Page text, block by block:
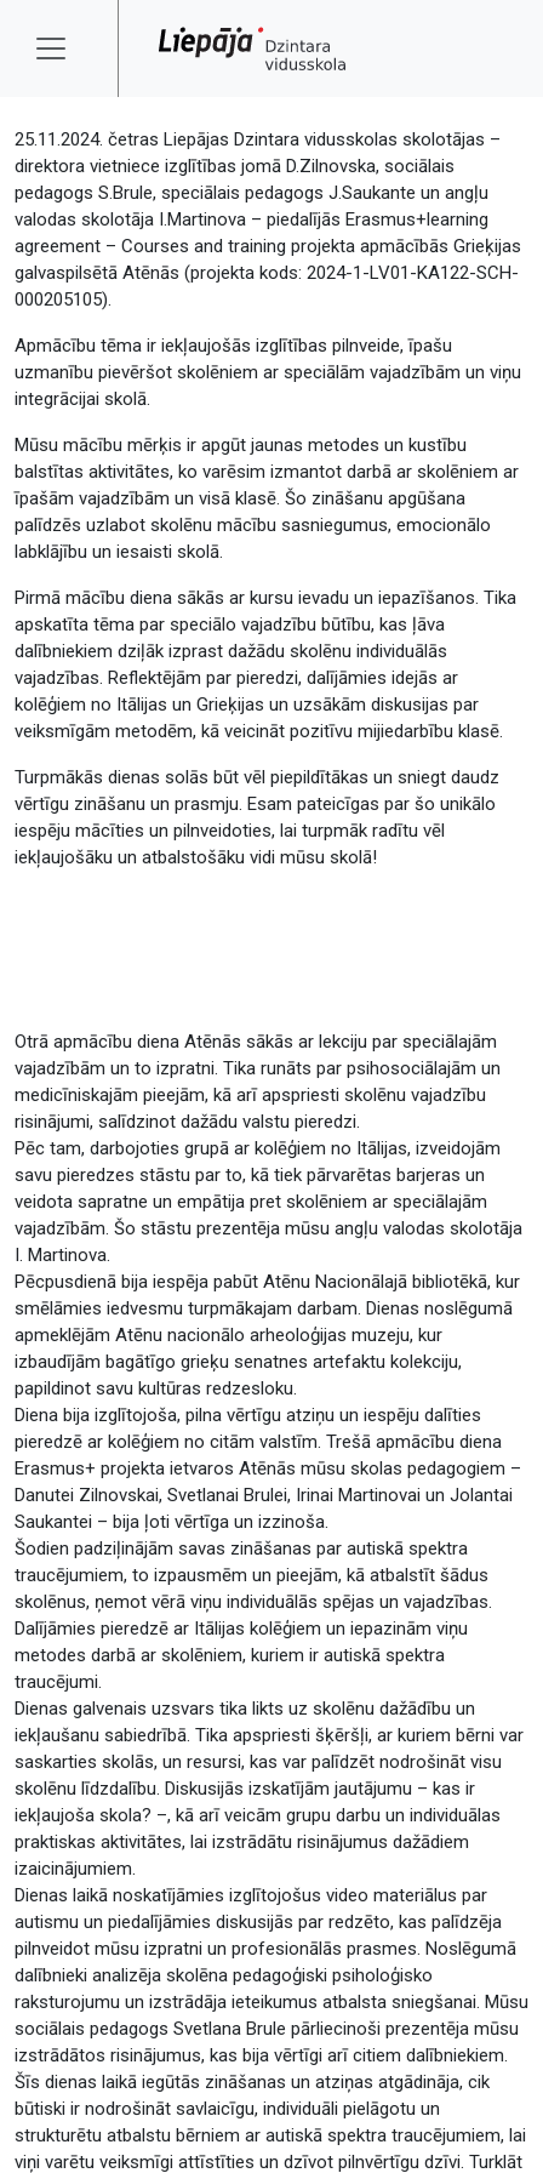
25.11.2024. četras Liepājas Dzintara vidusskolas skolotājas –
direktora vietniece izglītības jomā D.Zilnovska, sociālais
pedagogs S.Brule, speciālais pedagogs J.Saukante un angļu
valodas skolotāja I.Martinova – piedalījās Erasmus+learning
agreement – Courses and training projekta apmācībās Grieķijas
galvaspilsētā Atēnās (projekta kods: 2024-1-LV01-KA122-SCH-
000205105).
Apmācību tēma ir iekļaujošās izglītības pilnveide, īpašu
uzmanību pievēršot skolēniem ar speciālām vajadzībām un viņu
integrācijai skolā.
Mūsu mācību mērķis ir apgūt jaunas metodes un kustību
balstītas aktivitātes, ko varēsim izmantot darbā ar skolēniem ar
īpašām vajadzībām un visā klasē. Šo zināšanu apgūšana
palīdzēs uzlabot skolēnu mācību sasniegumus, emocionālo
labklājību un iesaisti skolā.
Pirmā mācību diena sākās ar kursu ievadu un iepazīšanos. Tika
apskatīta tēma par speciālo vajadzību būtību, kas ļāva
dalībniekiem dziļāk izprast dažādu skolēnu individuālās
vajadzības. Reflektējām par pieredzi, dalījāmies idejās ar
kolēģiem no Itālijas un Grieķijas un uzsākām diskusijas par
veiksmīgām metodēm, kā veicināt pozitīvu mijiedarbību klasē.
Turpmākās dienas solās būt vēl piepildītākas un sniegt daudz
vērtīgu zināšanu un prasmju. Esam pateicīgas par šo unikālo
iespēju mācīties un pilnveidoties, lai turpmāk radītu vēl
iekļaujošāku un atbalstošāku vidi mūsu skolā!
Otrā apmācību diena Atēnās sākās ar lekciju par speciālajām
vajadzībām un to izpratni. Tika runāts par psihosociālajām un
medicīniskajām pieejām, kā arī apspriesti skolēnu vajadzību
risinājumi, salīdzinot dažādu valstu pieredzi.
Pēc tam, darbojoties grupā ar kolēģiem no Itālijas, izveidojām
savu pieredzes stāstu par to, kā tiek pārvarētas barjeras un
veidota sapratne un empātija pret skolēniem ar speciālajām
vajadzībām. Šo stāstu prezentēja mūsu angļu valodas skolotāja
I. Martinova.
Pēcpusdienā bija iespēja pabūt Atēnu Nacionālajā bibliotēkā, kur
smēlāmies iedvesmu turpmākajam darbam. Dienas noslēgumā
apmeklējām Atēnu nacionālo arheoloģijas muzeju, kur
izbaudījām bagātīgo grieķu senatnes artefaktu kolekciju,
papildinot savu kultūras redzesloku.
Diena bija izglītojoša, pilna vērtīgu atziņu un iespēju dalīties
pieredzē ar kolēģiem no citām valstīm. Trešā apmācību diena
Erasmus+ projekta ietvaros Atēnās mūsu skolas pedagogiem –
Danutei Zilnovskai, Svetlanai Brulei, Irinai Martinovai un Jolantai
Saukantei – bija ļoti vērtīga un izzinoša.
Šodien padziļinājām savas zināšanas par autiskā spektra
traucējumiem, to izpausmēm un pieejām, kā atbalstīt šādus
skolēnus, ņemot vērā viņu individuālās spējas un vajadzības.
Dalījāmies pieredzē ar Itālijas kolēģiem un iepazinām viņu
metodes darbā ar skolēniem, kuriem ir autiskā spektra
traucējumi.
Dienas galvenais uzsvars tika likts uz skolēnu dažādību un
iekļaušanu sabiedrībā. Tika apspriesti šķēršļi, ar kuriem bērni var
saskarties skolās, un resursi, kas var palīdzēt nodrošināt visu
skolēnu līdzdalību. Diskusijās izskatījām jautājumu – kas ir
iekļaujoša skola? –, kā arī veicām grupu darbu un individuālas
praktiskas aktivitātes, lai izstrādātu risinājumus dažādiem
izaicinājumiem.
Dienas laikā noskatījāmies izglītojošus video materiālus par
autismu un piedalījāmies diskusijās par redzēto, kas palīdzēja
pilnveidot mūsu izpratni un profesionālās prasmes. Noslēgumā
dalībnieki analizēja skolēna pedagoģiski psiholoģisko
raksturojumu un izstrādāja ieteikumus atbalsta sniegšanai. Mūsu
sociālais pedagogs Svetlana Brule pārliecinoši prezentēja mūsu
izstrādātos risinājumus, kas bija vērtīgi arī citiem dalībniekiem.
Šīs dienas laikā iegūtās zināšanas un atziņas atgādināja, cik
būtiski ir nodrošināt savlaicīgu, individuāli pielāgotu un
strukturētu atbalstu bērniem ar autiskā spektra traucējumiem, lai
viņi varētu veiksmīgi attīstīties un dzīvot pilnvērtīgu dzīvi. Turklāt